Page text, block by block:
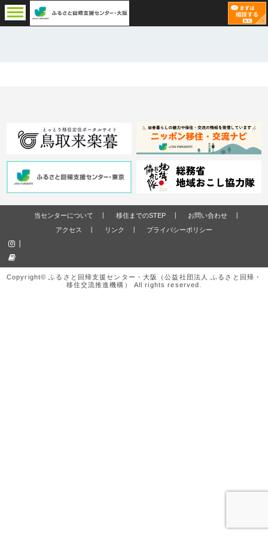
当センターについて 移住までのSTEP
お問い合わせ
アクセス
リンク プライバシーポリシー
Copyright© ふるさと回帰支援センター・大阪（公益社団法人 ふるさと回帰・
移住交流推進機構） All rights reserved.